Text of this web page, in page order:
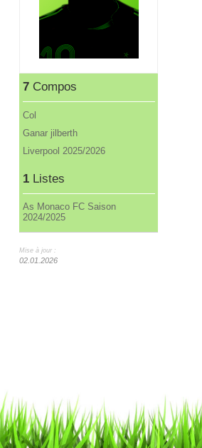
7Compos
Col
Ganar jilberth
Liverpool 2025/2026
1Listes
As Monaco FC Saison
2024/2025
Mise à jour :
02.01.2026